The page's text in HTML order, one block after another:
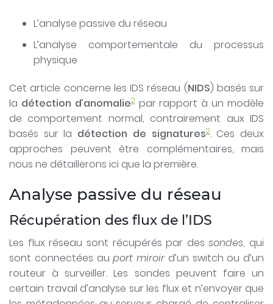
L’analyse passive du réseau
L’analyse comportementale du processus
physique
Cet article concerne les IDS réseau (NIDS) basés sur
la détection d’anomalie2par rapport à un modèle
de comportement normal, contrairement aux IDS
basés sur la détection de signatures2. Ces deux
approches peuvent être complémentaires, mais
nous ne détaillerons ici que la première.
Analyse passive du réseau
Récupération des flux de l’IDS
Les flux réseau sont récupérés par dessondes, qui
sont connectées auport miroird’un switch ou d’un
routeur à surveiller. Les sondes peuvent faire un
certain travail d’analyse sur les flux et n’envoyer que